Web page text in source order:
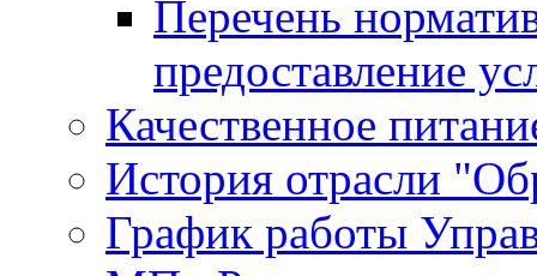
Перечень
предоставление
Качественное
История отрасли
График работы